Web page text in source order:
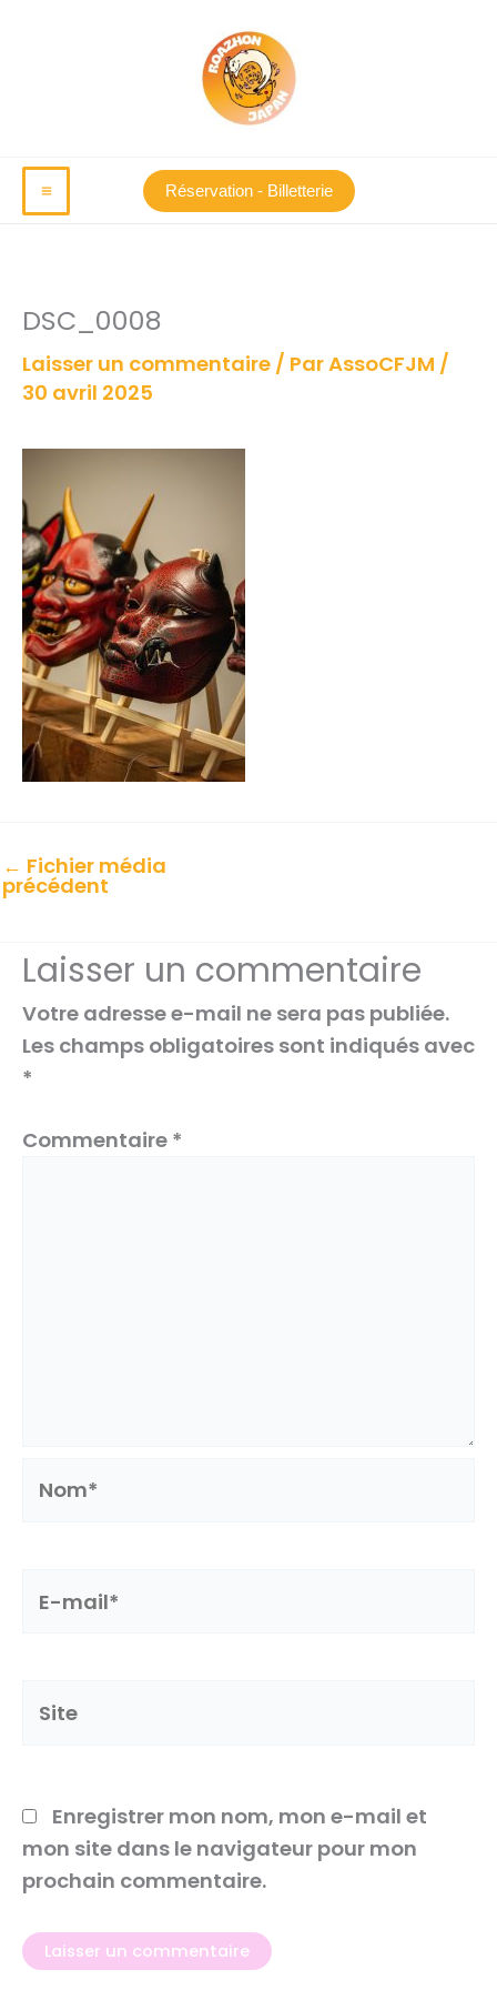
Réservation - Billetterie
DSC_0008
Laisser un commentaire / ParAssoCFJM /
30 avril 2025
← Fichier média
précédent
Laisser un commentaire
Votre adresse e-mail ne sera pas publiée.
Les champs obligatoires sont indiqués avec
*
Commentaire *
mail*
Enregistrer mon nom, mon e-mail et
mon site dans le navigateur pour mon
prochain commentaire.